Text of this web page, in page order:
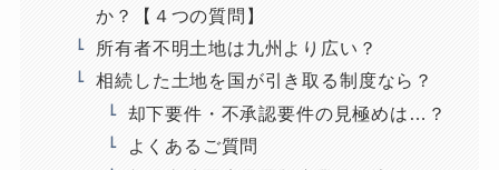
か？【４つの質問】
所有者不明土地は九州より広い？
相続した土地を国が引き取る制度なら？
却下要件・不承認要件の見極めは…？
よくあるご質問